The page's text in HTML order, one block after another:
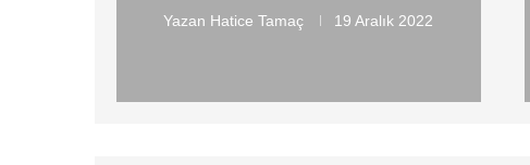
Yazan Hatice Tamaç 19 Aralık 2022